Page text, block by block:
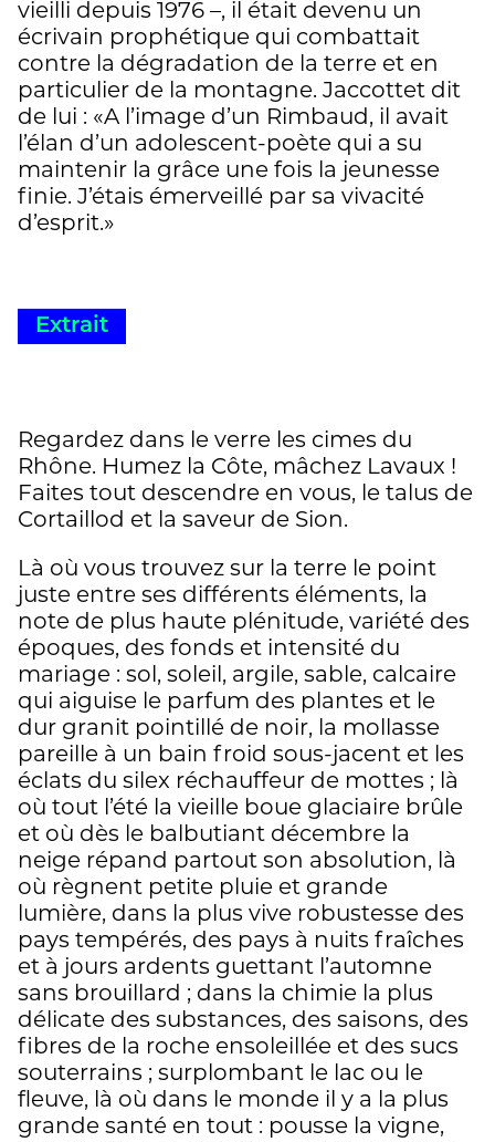
vieilli depuis 1976 –, il était devenu un
écrivain prophétique qui combattait
contre la dégradation de la terre et en
particulier de la montagne. Jaccottet dit
de lui : «A l’image d’un Rimbaud, il avait
l’élan d’un adolescent-poète qui a su
maintenir la grâce une fois la jeunesse
finie. J’étais émerveillé par sa vivacité
d’esprit.»
Extrait
Regardez dans le verre les cimes du
Rhône. Humez la Côte, mâchez Lavaux !
Faites tout descendre en vous, le talus de
Cortaillod et la saveur de Sion.
Là où vous trouvez sur la terre le point
juste entre ses différents éléments, la
note de plus haute plénitude, variété des
époques, des fonds et intensité du
mariage : sol, soleil, argile, sable, calcaire
qui aiguise le parfum des plantes et le
dur granit pointillé de noir, la mollasse
pareille à un bain froid sous-jacent et les
éclats du silex réchauffeur de mottes ; là
où tout l’été la vieille boue glaciaire brûle
et où dès le balbutiant décembre la
neige répand partout son absolution, là
où règnent petite pluie et grande
lumière, dans la plus vive robustesse des
pays tempérés, des pays à nuits fraîches
et à jours ardents guettant l’automne
sans brouillard ; dans la chimie la plus
délicate des substances, des saisons, des
fibres de la roche ensoleillée et des sucs
souterrains ; surplombant le lac ou le
fleuve, là où dans le monde il y a la plus
grande santé en tout : pousse la vigne,